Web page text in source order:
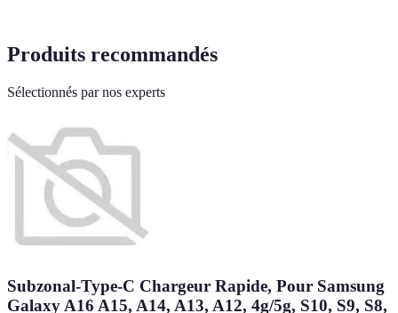
Produits recommandés
Sélectionnés par nos experts
Subzonal-Type-C Chargeur Rapide, Pour Samsung
Galaxy A16 A15, A14, A13, A12, 4g/5g, S10, S9, S8,